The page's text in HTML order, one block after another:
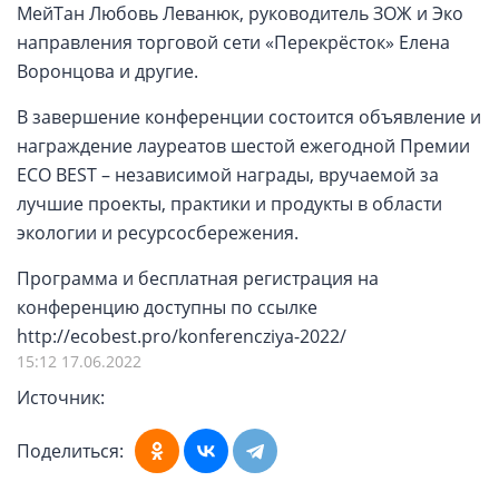
МейТан Любовь Леванюк, руководитель ЗОЖ и Эко
направления торговой сети «Перекрёсток» Елена
Воронцова и другие.
В завершение конференции состоится объявление и
награждение лауреатов шестой ежегодной Премии
ECO BEST – независимой награды, вручаемой за
лучшие проекты, практики и продукты в области
экологии и ресурсосбережения.
Программа и бесплатная регистрация на
конференцию доступны по ссылке
http://ecobest.pro/konferencziya-2022/
15:12 17.06.2022
Источник:
Поделиться: